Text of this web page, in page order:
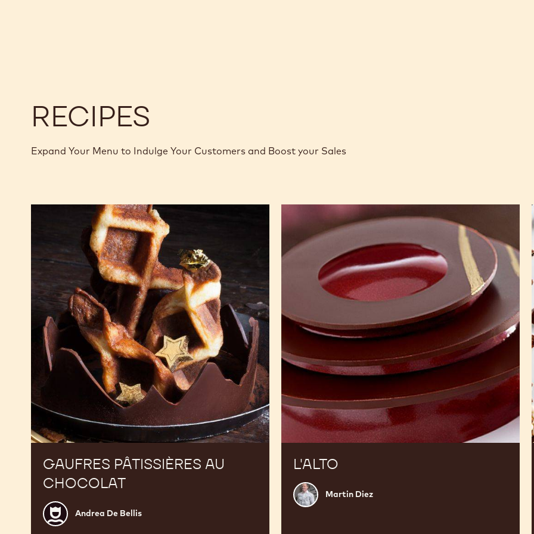
RECIPES
Expand Your Menu to Indulge Your Customers and Boost your Sales
GAUFRES PÂTISSIÈRES AU
CHOCOLAT
Andrea
De
Andrea De Bellis
chocolat
L'ALTO
Martin
Diez
Martin Diez